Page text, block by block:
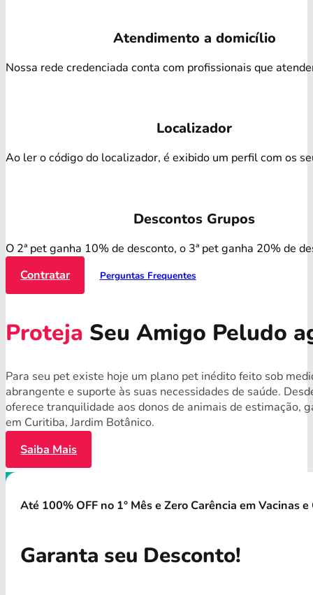
Atendimento a domicílio
Nossa rede credenciada conta com profissionais que
Localizador
Ao ler o código do localizador, é exibido um perfil com os
Descontos Grupos
O 2ª pet ganha 10% de desconto, o 3ª pet ganha 20% de
Contratar
Perguntas Frequentes
Proteja Seu Amigo Peludo
Para seu pet existe hoje um plano pet inédito feito sob
abrangente e suporte às suas necessidades de saúde.
oferece tranquilidade aos donos de animais de estimação,
em Curitiba, Jardim Botânico.
Saiba Mais
Até 100% OFF no 1° Mês e Zero Carência em Vacinas
Garanta seu Desconto!